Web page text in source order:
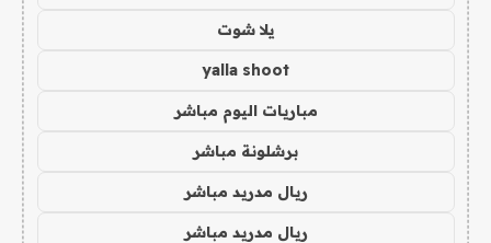
يلا شوت
yalla shoot
مباريات اليوم مباشر
برشلونة مباشر
ريال مدريد مباشر
ريال مدريد مباشر